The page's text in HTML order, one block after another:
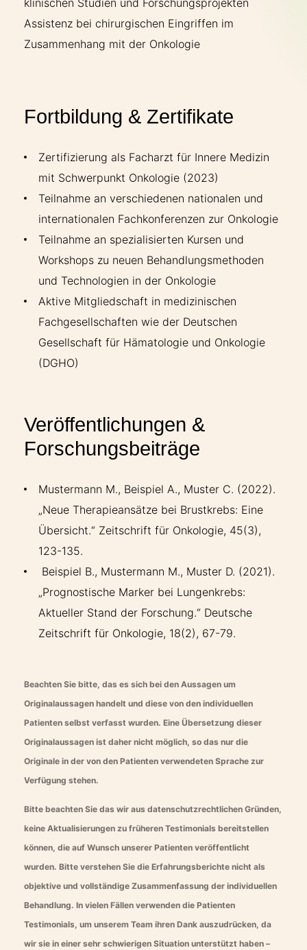
klinischen Studien und Forschungsprojekten
Assistenz bei chirurgischen Eingriffen im
Zusammenhang mit der Onkologie
Fortbildung & Zertifikate
Zertifizierung als Facharzt für Innere Medizin
mit Schwerpunkt Onkologie (2023)
Teilnahme an verschiedenen nationalen und
internationalen Fachkonferenzen zur Onkologie
Teilnahme an spezialisierten Kursen und
Workshops zu neuen Behandlungsmethoden
und Technologien in der Onkologie
Aktive Mitgliedschaft in medizinischen
Fachgesellschaften wie der Deutschen
Gesellschaft für Hämatologie und Onkologie
(DGHO)
Veröffentlichungen &
Forschungsbeiträge
Mustermann M., Beispiel A., Muster C. (2022).
„Neue Therapieansätze bei Brustkrebs: Eine
Übersicht.“ Zeitschrift für Onkologie, 45(3),
123-135.
Beispiel B., Mustermann M., Muster D. (2021).
„Prognostische Marker bei Lungenkrebs:
Aktueller Stand der Forschung.“ Deutsche
Zeitschrift für Onkologie, 18(2), 67-79.
Beachten Sie bitte, das es sich bei den Aussagen um
Originalaussagen handelt und diese von den individuellen
Patienten selbst verfasst wurden. Eine Übersetzung dieser
Originalaussagen ist daher nicht möglich, so das nur die
Originale in der von den Patienten verwendeten Sprache zur
Verfügung stehen.
Bitte beachten Sie das wir aus datenschutzrechtlichen Gründen,
keine Aktualisierungen zu früheren Testimonials bereitstellen
können, die auf Wunsch unserer Patienten veröffentlicht
wurden. Bitte verstehen Sie die Erfahrungsberichte nicht als
objektive und vollständige Zusammenfassung der individuellen
Behandlung. In vielen Fällen verwenden die Patienten
Testimonials, um unserem Team ihren Dank auszudrücken, da
wir sie in einer sehr schwierigen Situation unterstützt haben –